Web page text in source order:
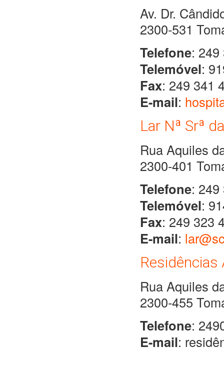
Av. Dr.
2300-531
Telefone: 249
Telemóvel:
Fax: 249 341
E-mail:
Lar Nª Srª
Rua Aquiles
2300-401
Telefone: 249
Telemóvel:
Fax: 249 323
E-mail:
Rua Aquiles
2300-455
Telefone:
E-mail: